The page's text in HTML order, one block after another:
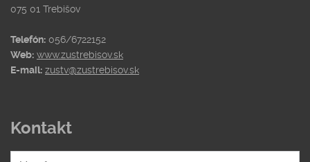
075 01 Trebišov
Telefón: 056/6722152
Web: www.zustrebisov.sk
E-mail: zustv@zustrebisov.sk
Kontakt